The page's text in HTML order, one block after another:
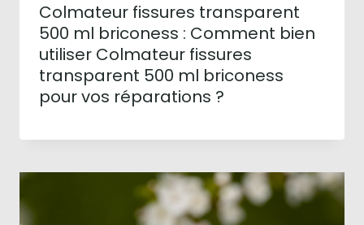
Colmateur fissures transparent
500 ml briconess : Comment bien
utiliser Colmateur fissures
transparent 500 ml briconess
pour vos réparations ?